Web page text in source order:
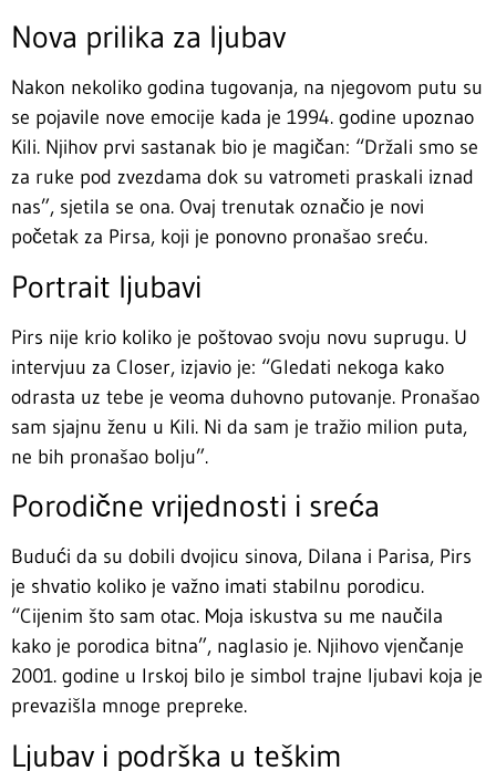
Nova prilika za ljubav
Nakon nekoliko godina tugovanja, na njegovom putu su
se pojavile nove emocije kada je 1994. godine upoznao
Kili. Njihov prvi sastanak bio je magičan: “Držali smo se
za ruke pod zvezdama dok su vatrometi praskali iznad
nas”, sjetila se ona. Ovaj trenutak označio je novi
početak za Pirsa, koji je ponovno pronašao sreću.
Portrait ljubavi
Pirs nije krio koliko je poštovao svoju novu suprugu. U
intervjuu za Closer, izjavio je: “Gledati nekoga kako
odrasta uz tebe je veoma duhovno putovanje. Pronašao
sam sjajnu ženu u Kili. Ni da sam je tražio milion puta,
ne bih pronašao bolju”.
Porodične vrijednosti i sreća
Budući da su dobili dvojicu sinova, Dilana i Parisa, Pirs
je shvatio koliko je važno imati stabilnu porodicu.
“Cijenim što sam otac. Moja iskustva su me naučila
kako je porodica bitna”, naglasio je. Njihovo vjenčanje
2001. godine u Irskoj bilo je simbol trajne ljubavi koja je
prevazišla mnoge prepreke.
Ljubav i podrška u teškim